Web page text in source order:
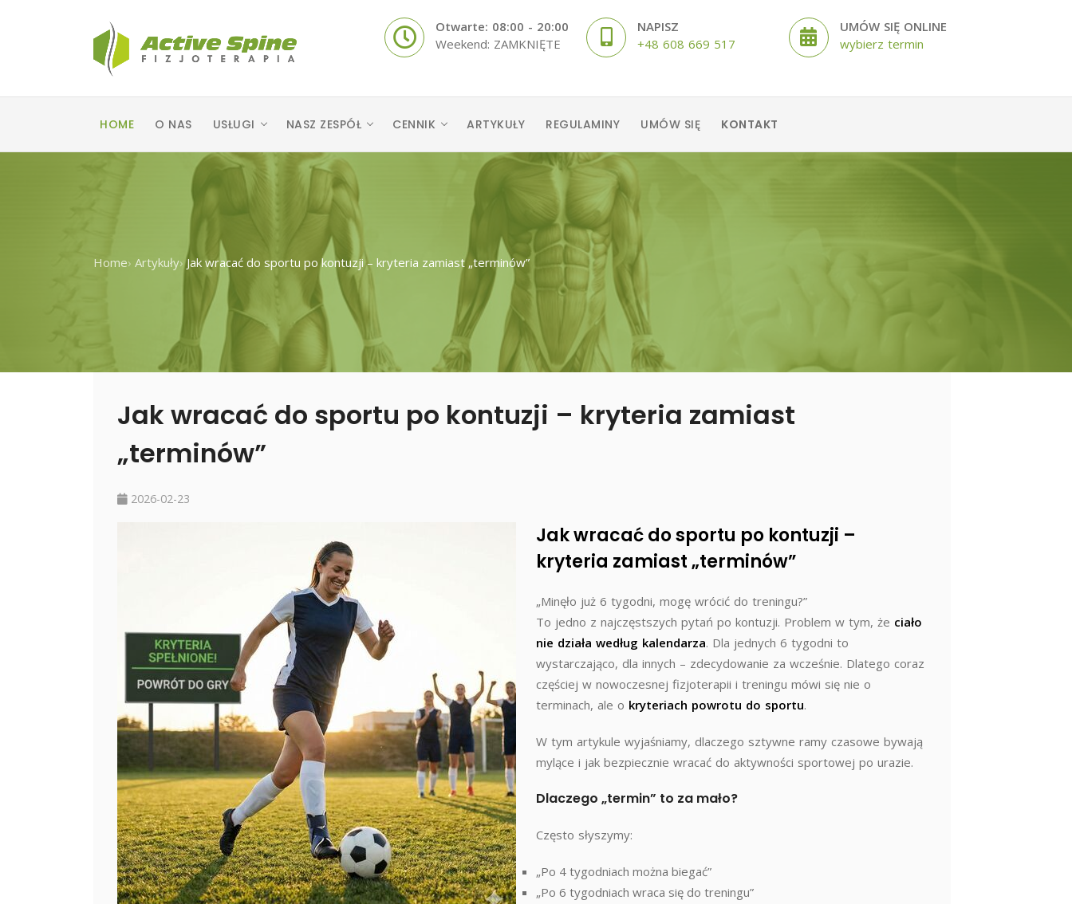
Otwarte: 08:00 - 20:00
Weekend: ZAMKNIĘTE
NAPISZ
+48 608 669 517
UMÓW SIĘ ONLINE
wybierz termin
HOME O NAS USŁUGI NASZ ZESPÓŁ CENNIK ARTYKUŁY REGULAMINY UMÓW SIĘ KONTAKT
Home› Artykuły›Jak wracać do sportu po kontuzji – kryteria zamiast „terminów”
Jak wracać do sportu po kontuzji – kryteria zamiast
„terminów”
2026-02-23
Jak wracać do sportu po kontuzji –
kryteria zamiast „terminów”
„Minęło już 6 tygodni, mogę wrócić do treningu?”
To jedno z najczęstszych pytań po kontuzji. Problem w tym, że ciało
nie działa według kalendarza. Dla jednych 6 tygodni to
wystarczająco, dla innych – zdecydowanie za wcześnie. Dlatego coraz
częściej w nowoczesnej fizjoterapii i treningu mówi się nie o
terminach, ale o kryteriach powrotu do sportu.
W tym artykule wyjaśniamy, dlaczego sztywne ramy czasowe bywają
mylące i jak bezpiecznie wracać do aktywności sportowej po urazie.
Dlaczego „termin” to za mało?
Często słyszymy:
„Po 4 tygodniach można biegać”
„Po 6 tygodniach wraca się do treningu”